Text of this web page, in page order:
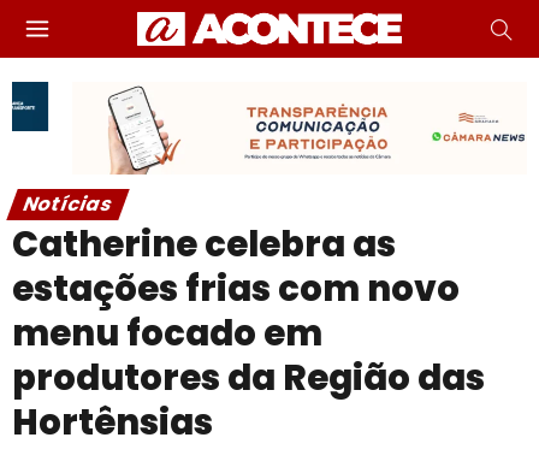
Notícias
Catherine celebra as
estações frias com novo
menu focado em
produtores da Região das
Hortênsias